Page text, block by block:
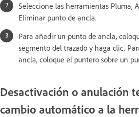
Seleccione las herramientas Pluma,
Eliminar punto de ancla.
Para añadir un punto de ancla,
segmento del trazado y haga clic.
ancla, coloque el puntero sobre un
Desactivación o anulación
cambio automático a la